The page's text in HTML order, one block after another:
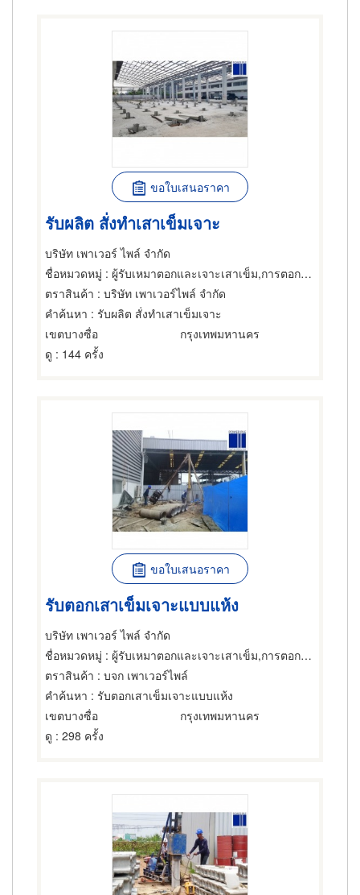
ขอใบเสนอราคา
รับผลิต สั่งทำเสาเข็มเจาะ
บริษัท เพาเวอร์ ไพล์ จำกัด
ชื่อหมวดหมู่ : ผู้รับเหมาตอกและเจาะเสาเข็ม,การตอกเสาเข็ม,ผู้รับเหมาตอกและเจาะเสาเข็ม
ตราสินค้า : บริษัท เพาเวอร์ไพล์ จำกัด
คำค้นหา : รับผลิต สั่งทำเสาเข็มเจาะ
เขตบางซื่อ
กรุงเทพมหานคร
ดู : 144 ครั้ง
ขอใบเสนอราคา
รับตอกเสาเข็มเจาะแบบแห้ง
บริษัท เพาเวอร์ ไพล์ จำกัด
ชื่อหมวดหมู่ : ผู้รับเหมาตอกและเจาะเสาเข็ม,การตอกเสาเข็ม,ผู้รับเหมาตอกและเจาะเสาเข็ม
ตราสินค้า : บจก เพาเวอร์ไพล์
คำค้นหา : รับตอกเสาเข็มเจาะแบบแห้ง
เขตบางซื่อ
กรุงเทพมหานคร
ดู : 298 ครั้ง